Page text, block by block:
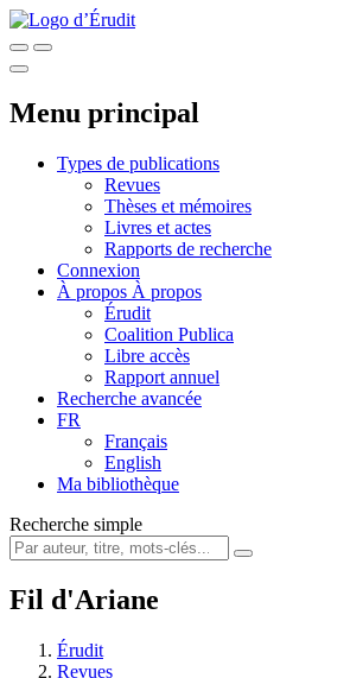
Menu principal
Types de publications
Revues
Thèses et mémoires
Livres et actes
Rapports de recherche
Connexion
À propos À propos
Érudit
Coalition Publica
Libre accès
Rapport annuel
Recherche avancée
FR
Français
English
Ma bibliothèque
Recherche simple
Fil d'Ariane
Érudit
Revues